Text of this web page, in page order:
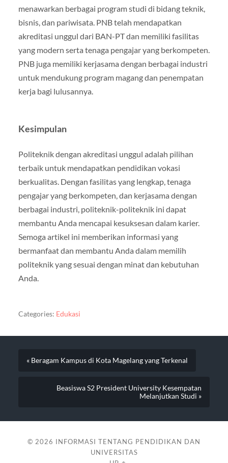
menawarkan berbagai program studi di bidang teknik,
bisnis, dan pariwisata. PNB telah mendapatkan
akreditasi unggul dari BAN-PT dan memiliki fasilitas
yang modern serta tenaga pengajar yang berkompeten.
PNB juga memiliki kerjasama dengan berbagai industri
untuk mendukung program magang dan penempatan
kerja bagi lulusannya.
Kesimpulan
Politeknik dengan akreditasi unggul adalah pilihan
terbaik untuk mendapatkan pendidikan vokasi
berkualitas. Dengan fasilitas yang lengkap, tenaga
pengajar yang berkompeten, dan kerjasama dengan
berbagai industri, politeknik-politeknik ini dapat
membantu Anda mencapai kesuksesan dalam karier.
Semoga artikel ini memberikan informasi yang
bermanfaat dan membantu Anda dalam memilih
politeknik yang sesuai dengan minat dan kebutuhan
Anda.
Categories: Edukasi
« Beragam Kampus di Kota Magelang yang Terkenal
Beasiswa S2 President University Kesempatan
Melanjutkan Studi »
© 2026 INFORMASI TENTANG PENDIDIKAN DAN
UNIVERSITAS